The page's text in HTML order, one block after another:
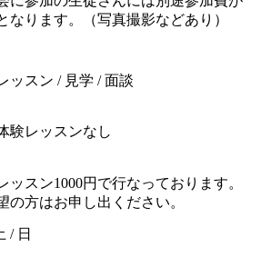
なります。（写真撮影などあり）
ッスン / 見学 / 面談
験レッスンなし
ッスン1000円で行なっております。
の方はお申し出ください。
/ 日